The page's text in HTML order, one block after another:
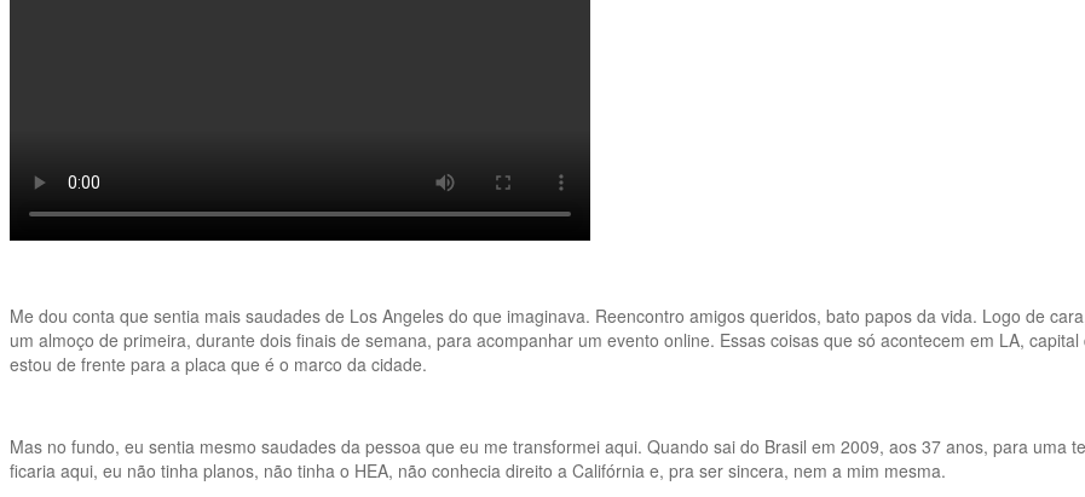
Me dou conta que sentia mais saudades de Los Angeles do que imaginava. Reencontro amigos queridos, bato papos da vida. Logo de
um almoço de primeira, durante dois finais de semana, para acompanhar um evento online. Essas coisas que só acontecem em LA,
estou de frente para a placa que é o marco da cidade.
Mas no fundo, eu sentia mesmo saudades da pessoa que eu me transformei aqui. Quando sai do Brasil em 2009, aos 37 anos, para uma
ficaria aqui, eu não tinha planos, não tinha o HEA, não conhecia direito a Califórnia e, pra ser sincera, nem a mim mesma.